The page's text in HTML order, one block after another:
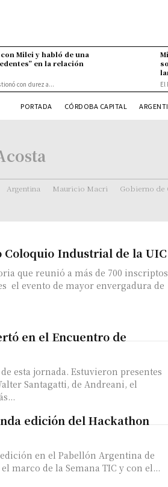
Milei y habló de una
en la relación
con dureza... El
PORTADA CÓRDOBA CAPITAL
Argentina Mauricio Macri Gobierno de
Coloquio Industrial de la UIC
que reunió a más de 700
el evento de mayor envergadura de
en el Encuentro de
esta jornada. Estuvieron presentes
Santagatti, de Andreani, el
edición del Hackathon
en el Pabellón Argentina de
marco de la Semana TIC y con el...